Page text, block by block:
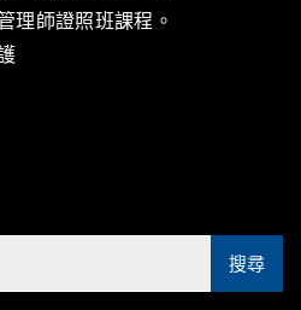
理師證照班課程。